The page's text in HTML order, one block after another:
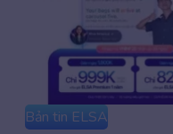
Bản tin ELSA